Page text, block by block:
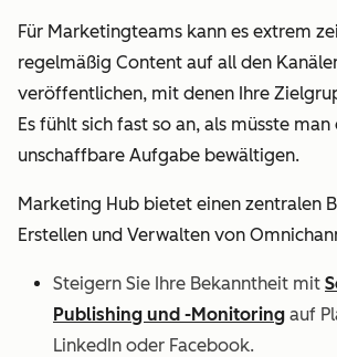
Für Marketingteams kann es extrem
regelmäßig Content auf all den
veröffentlichen, mit denen Ihre
Es fühlt sich fast so an, als müsste man
unschaffbare Aufgabe bewältigen.
Marketing Hub bietet einen zentralen
Erstellen und Verwalten von
Steigern Sie Ihre Bekanntheit mit
Publishing und -Monitoring auf
LinkedIn oder Facebook.